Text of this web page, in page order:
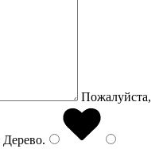
Пожалуйста,
Дерево.